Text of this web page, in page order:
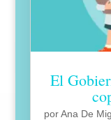
El
porAna De